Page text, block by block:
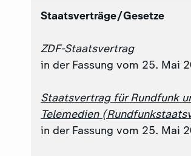
Staatsverträge/Gesetze
ZDF-Staatsvertrag
in der Fassung vom 25. Mai
Staatsvertrag für Rundfunk
Telemedien
in der Fassung vom 25. Mai